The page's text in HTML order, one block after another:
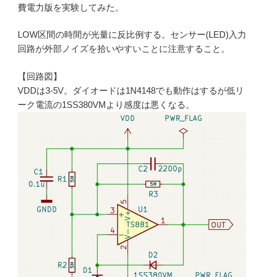
費電力版を実験してみた。
LOW区間の時間が光量に反比例する。センサー(LED)入力
回路が外部ノイズを拾いやすいことに注意すること。
【回路図】
VDDは3-5V。ダイオードは1N4148でも動作はするが低リ
ーク電流の1SS380VMより感度は悪くなる。